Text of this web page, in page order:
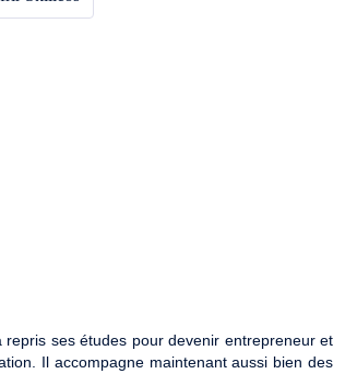
ses études pour devenir entrepreneur et
Il accompagne maintenant aussi bien des